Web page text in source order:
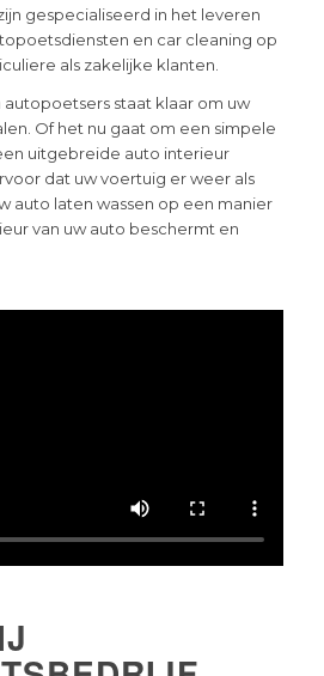
gespecialiseerd in het leveren
en car cleaning op
als zakelijke klanten.
autopoetsers staat klaar om uw
Of het nu gaat om een simpele
uitgebreide auto interieur
dat uw voertuig er weer als
auto laten wassen op een manier
van uw auto beschermt en